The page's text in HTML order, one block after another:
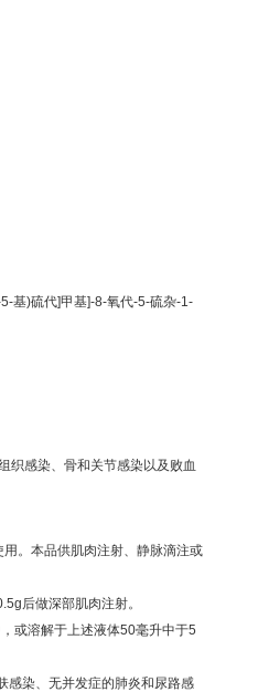
基)硫代]甲基]-8-氧代-5-硫杂-1-
织感染、骨和关节感染以及败血
。本品供肌肉注射、静脉滴注或
后做深部肌肉注射。
或溶解于上述液体50毫升中于5
感染、无并发症的肺炎和尿路感